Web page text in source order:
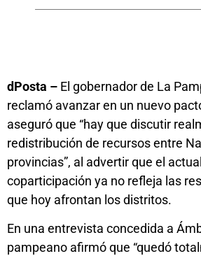
dPosta – El gobernador de La
reclamó avanzar en un nuevo
aseguró que “hay que discutir
redistribución de recursos entre
provincias”, al advertir que el
coparticipación ya no refleja las
que hoy afrontan los distritos.
En una entrevista concedida a
pampeano afirmó que “quedó